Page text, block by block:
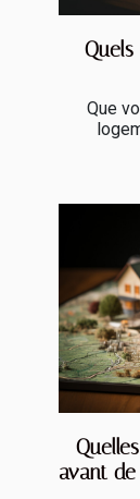
Que
avant